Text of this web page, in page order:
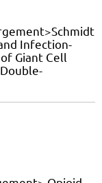
Infection-
Giant Cell